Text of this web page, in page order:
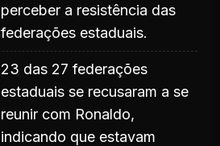
perceber a resistência das
federações estaduais.
23 das 27 federações
estaduais se recusaram a se
reunir com Ronaldo,
indicando que estavam